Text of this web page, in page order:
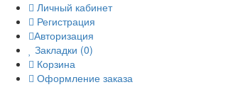
Личный кабинет
Регистрация
Авторизация
Закладки (0)
Корзина
Оформление заказа